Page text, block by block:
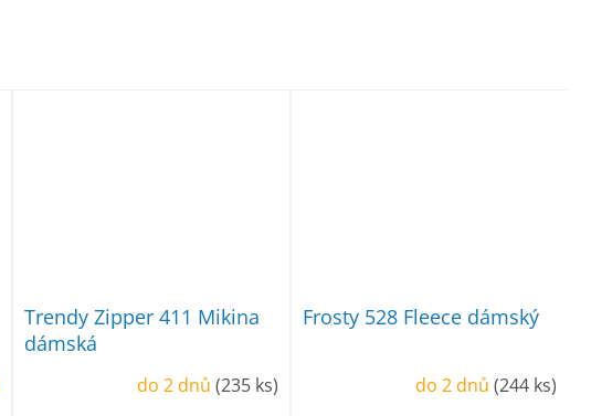
Trendy Zipper 411 Mikina
dámská
do 2 dnů (235 ks)
Frosty 528 Fleece dámský
do 2 dnů (244 ks)